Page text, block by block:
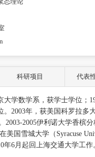
科研项目 代表
大学数学系，获学士学位；
。2003年，获美国科罗拉多
2003-2005伊利诺大学香槟
美国雪城大学（Syracuse
年6月起回上海交通大学工作